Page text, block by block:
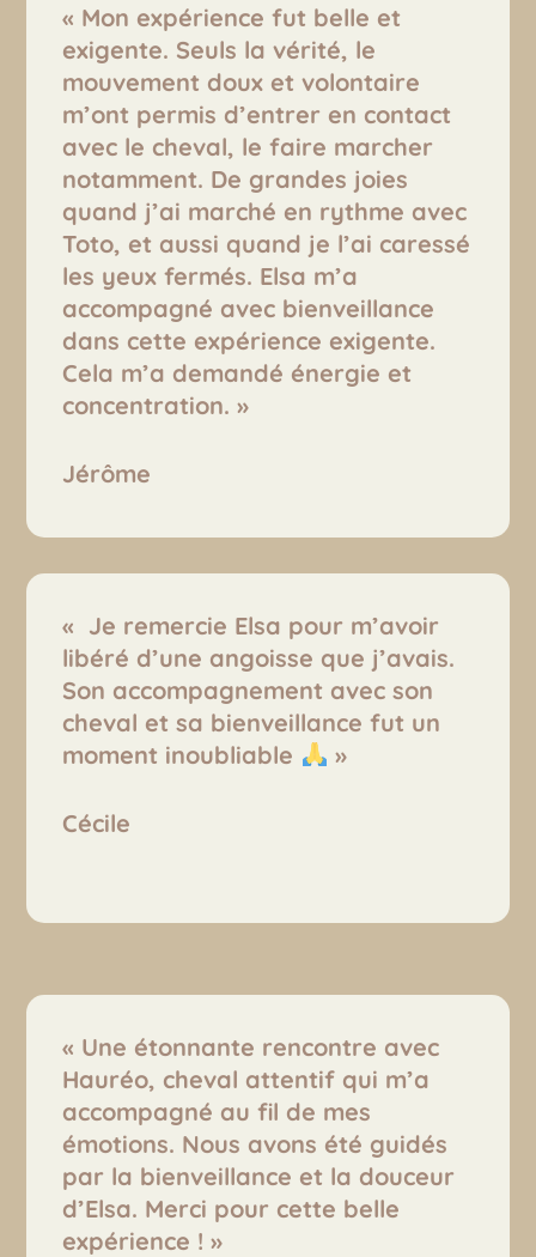
« Mon expérience fut belle et
exigente. Seuls la vérité, le
mouvement doux et volontaire
m’ont permis d’entrer en contact
avec le cheval, le faire marcher
notamment. De grandes joies
quand j’ai marché en rythme avec
Toto, et aussi quand je l’ai caressé
les yeux fermés. Elsa m’a
accompagné avec bienveillance
dans cette expérience exigente.
Cela m’a demandé énergie et
concentration.»
Jérôme
« Je remercie Elsa pour m’avoir
libéré d’une angoisse que j’avais.
Son accompagnement avec son
cheval et sa bienveillance fut un
moment inoubliable
»
Cécile
« Une étonnante rencontre avec
Hauréo, cheval attentif qui m’a
accompagné au fil de mes
émotions. Nous avons été guidés
par la bienveillance et la douceur
d’Elsa. Merci pour cette belle
expérience ! »